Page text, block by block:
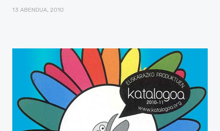
13 ABENDUA, 2010